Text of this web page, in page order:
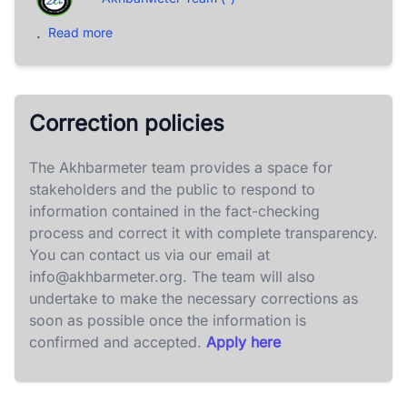
. Read more
Correction policies
The Akhbarmeter team provides a space for
stakeholders and the public to respond to
information contained in the fact-checking
process and correct it with complete transparency.
You can contact us via our email at
info@akhbarmeter.org. The team will also
undertake to make the necessary corrections as
soon as possible once the information is
confirmed and accepted. Apply here